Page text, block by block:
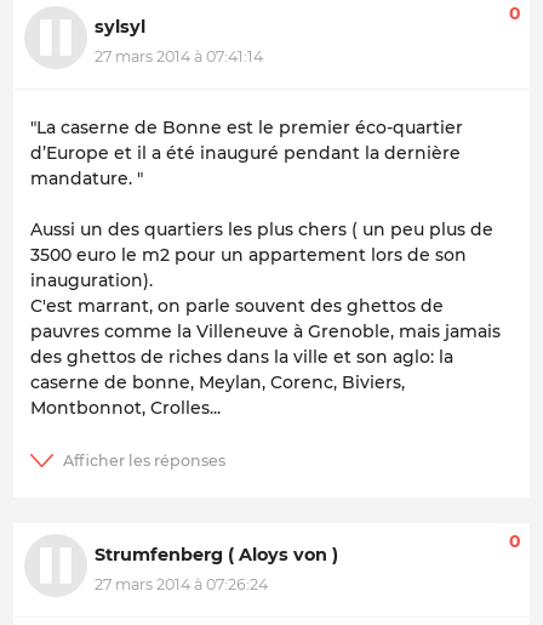
sylsyl
27 mars 2014 à 07:41:14
0
"La caserne de Bonne est le premier éco-quartier
d’Europe et il a été inauguré pendant la dernière
mandature. "
Aussi un des quartiers les plus chers ( un peu plus de
3500 euro le m2 pour un appartement lors de son
inauguration).
C'est marrant, on parle souvent des ghettos de
pauvres comme la Villeneuve à Grenoble, mais jamais
des ghettos de riches dans la ville et son aglo: la
caserne de bonne, Meylan, Corenc, Biviers,
Montbonnot, Crolles...
Strumfenberg ( Aloys von )
27 mars 2014 à 07:26:24
0